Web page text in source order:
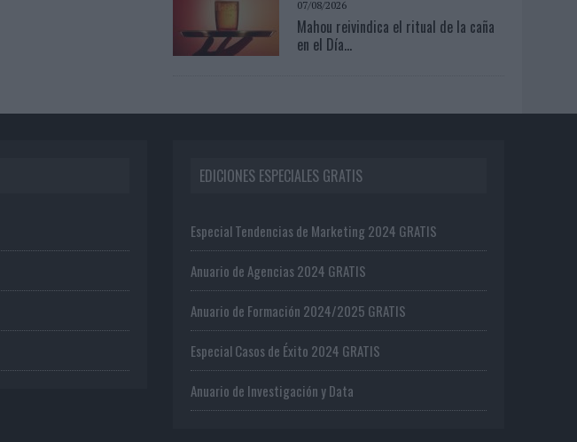
07/08/2026
Mahou reivindica el ritual de la caña
en el Día...
EDICIONES ESPECIALES GRATIS
Especial Tendencias de Marketing 2024 GRATIS
Anuario de Agencias 2024 GRATIS
Anuario de Formación 2024/2025 GRATIS
Especial Casos de Éxito 2024 GRATIS
Anuario de Investigación y Data